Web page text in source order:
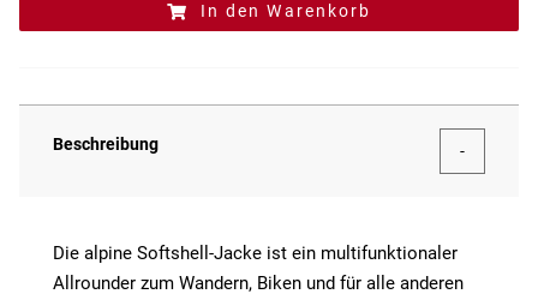
In den Warenkorb
Beschreibung
Die alpine Softshell-Jacke ist ein multifunktionaler
Allrounder zum Wandern, Biken und für alle anderen